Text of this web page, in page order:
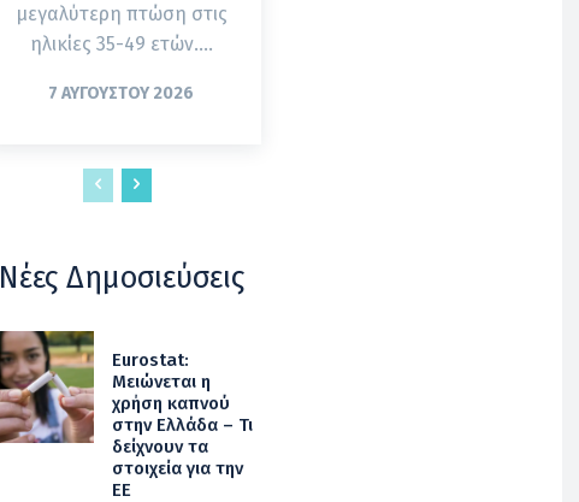
μεγαλύτερη πτώση στις
ηλικίες 35-49 ετών....
7 ΑΥΓΟΎΣΤΟΥ 2026
Νέες Δημοσιεύσεις
Eurostat:
Μειώνεται η
χρήση καπνού
στην Ελλάδα – Τι
δείχνουν τα
στοιχεία για την
ΕΕ